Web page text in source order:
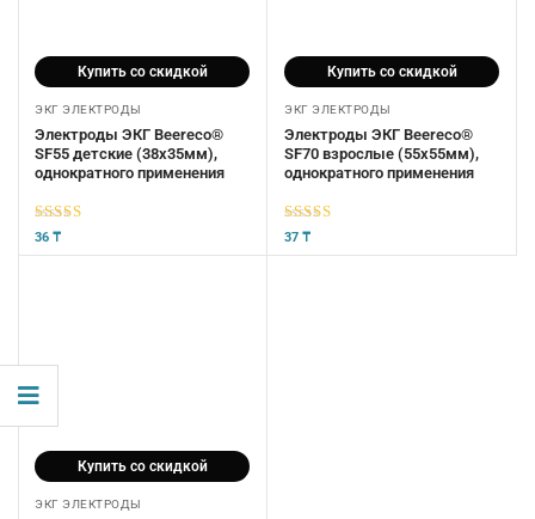
Купить со скидкой
ЭКГ ЭЛЕКТРОДЫ
Электроды ЭКГ Beereco®
SF55 детские (38х35мм),
однократного применения
5из 5
36 ₸
Купить со скидкой
ЭКГ ЭЛЕКТРОДЫ
Электроды ЭКГ Beereco®
SF70 взрослые (55х55мм),
однократного применения
5из 5
37 ₸
Купить со скидкой
ЭКГ ЭЛЕКТРОДЫ